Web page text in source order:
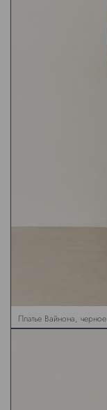
Платье Вайнона, черное